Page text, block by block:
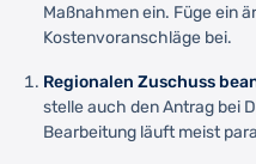
Maßnahmen ein. Füge ein
Kostenvoranschläge bei.
Regionalen Zuschuss
stelle auch den Antrag bei
Bearbeitung läuft meist